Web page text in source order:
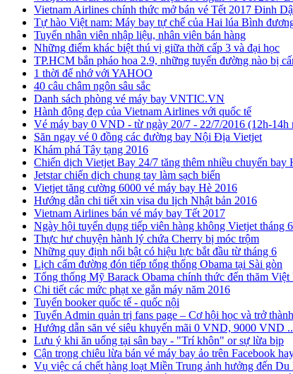
Vietnam Airlines chính thức mở bán vé Tết 2017 Đinh
Tự hào Việt nam: Máy bay tự chế của Hai lúa Bình
Tuyển nhân viên nhập liệu, nhân viên bán hàng
​Những điểm khác biệt thú vị giữa thời cấp 3 và đại học
TP.HCM bắn pháo hoa 2.9, những tuyến đường nào bị
1 thời để nhớ với YAHOO
40 câu châm ngôn sâu sắc
Danh sách phòng vé máy bay VNTIC.VN
Hành động đẹp của Vietnam Airlines với quốc tế
Vé máy bay 0 VND - từ ngày 20/7 - 22/7/2016 (12h-14h
Săn ngay vé 0 đồng các đường bay Nội Địa Vietjet
Khám phá Tây tạng 2016
Chiến dịch Vietjet Bay 24/7 tăng thêm nhiều chuyến bay
Jetstar chiến dịch chung tay làm sạch biển
Vietjet tăng cường 6000 vé máy bay Hè 2016
Hướng dẫn chi tiết xin visa du lịch Nhật bản 2016
Vietnam Airlines bán vé máy bay Tết 2017
Ngày hội tuyển dụng tiếp viên hàng không Vietjet tháng
Thực hư chuyện hành lý chứa Cherry bị móc trộm
Những quy định nổi bật có hiệu lực bắt đầu từ tháng 6
Lịch cấm đường đón tiếp tổng thống Obama tại Sài gòn
Tổng thống Mỹ Barack Obama chính thức đến thăm Việt
Chi tiết các mức phạt xe gắn máy năm 2016
Tuyển booker quốc tế - quốc nội
Tuyển Admin quản trị fans page – Cơ hội học và trở
Hướng dẫn săn vé siêu khuyến mãi 0 VND, 9000 VND
Lưu ý khi ăn uống tại sân bay - "Trí khôn" or sự lừa bịp
Cận trọng chiêu lừa bán vé máy bay ảo trên Facebook
Vụ việc cá chết hàng loạt Miền Trung ảnh hưởng đến Du